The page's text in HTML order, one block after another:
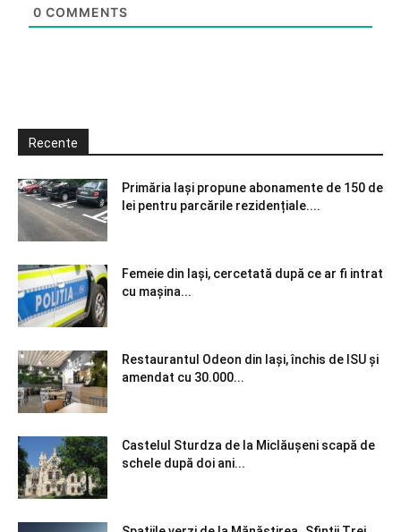
0 COMMENTS
Recente
Primăria Iași propune abonamente de 150 de
lei pentru parcările rezidențiale....
Femeie din Iași, cercetată după ce ar fi intrat
cu mașina...
Restaurantul Odeon din Iași, închis de ISU și
amendat cu 30.000...
Castelul Sturdza de la Miclăușeni scapă de
schele după doi ani...